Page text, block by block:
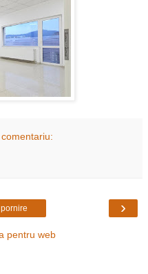
›
pentru web